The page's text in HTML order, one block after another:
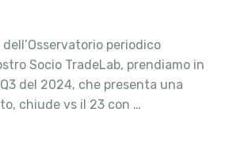
periodico
Socio TradeLab, prendiamo in
del 2024, che presenta una
chiude vs il 23 con …